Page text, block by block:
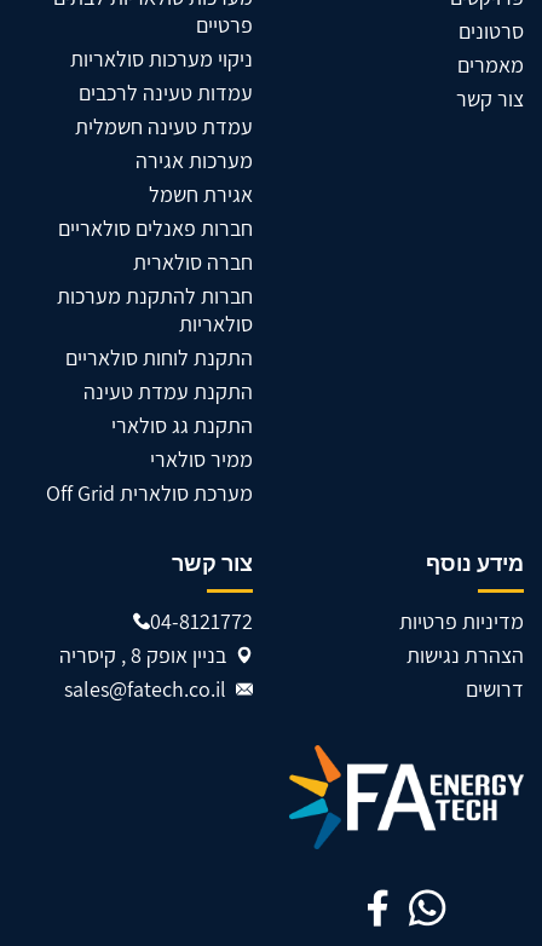
סרטונים
מאמרים
צור קשר
פרטיים
ניקוי מערכות סולאריות
עמדות טעינה לרכבים
עמדת טעינה חשמלית
מערכות אגירה
אגירת חשמל
חברות פאנלים סולאריים
חברה סולארית
חברות להתקנת מערכות
סולאריות
התקנת לוחות סולאריים
התקנת עמדת טעינה
התקנת גג סולארי
ממיר סולארי
מערכת סולארית Off Grid
מידע נוסף
מדיניות פרטיות
הצהרת נגישות
דרושים
צור קשר
04-8121772
בניין אופק 8 , קיסריה
sales@fatech.co.il